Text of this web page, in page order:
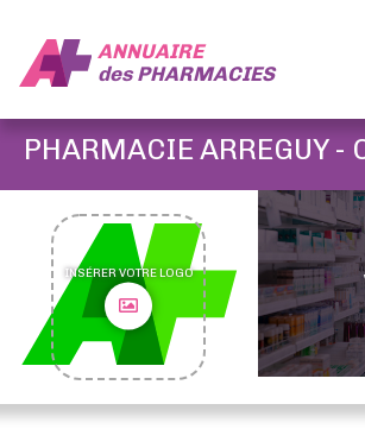
ANNUAIRE
desPHARMACIES
PHARMACIE ARREGUY -
INSÉRER VOTRE LOGO